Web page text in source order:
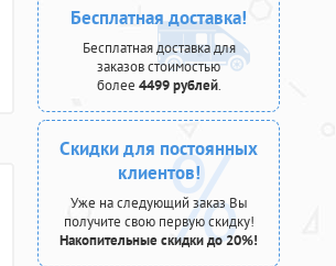
Бесплатная доставка!
Бесплатная доставка для
заказов стоимостью
более 4499 рублей.
Скидки для постоянных
клиентов!
Уже на следующий заказ Вы
получите свою первую скидку!
Накопительные скидки до 20%!